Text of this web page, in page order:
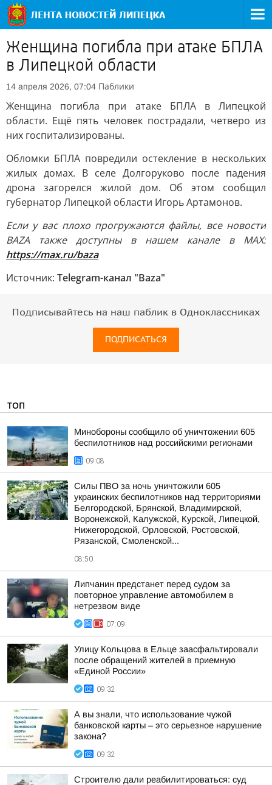
Женщина погибла при атаке БПЛА
в Липецкой области
14 апреля 2026, 07:04 Паблики
Женщина погибла при атаке БПЛА в Липецкой
области. Ещё пять человек пострадали, четверо из
них госпитализированы.
Обломки БПЛА повредили остекление в нескольких
жилых домах. В селе Долгоруково после падения
дрона загорелся жилой дом. Об этом сообщил
губернатор Липецкой области Игорь Артамонов.
Если у вас плохо прогружаются файлы, все новости
BAZA также доступны в нашем канале в MAX:
https://max.ru/baza
Источник: Telegram-канал "Baza"
Подписывайтесь на наш паблик в Одноклассниках
ПОДПИСАТЬСЯ
ТОП
Минобороны сообщило об уничтожении 605
беспилотников над российскими регионами
09:08
Силы ПВО за ночь уничтожили 605
украинских беспилотников над территориями
Белгородской, Брянской, Владимирской,
Воронежской, Калужской, Курской, Липецкой,
Нижегородской, Орловской, Ростовской,
Рязанской, Смоленской...
08:50
Липчанин предстанет перед судом за
повторное управление автомобилем в
нетрезвом виде
07:09
Улицу Кольцова в Ельце заасфальтировали
после обращений жителей в приемную
«Единой России»
09:32
А вы знали, что использование чужой
банковской карты – это серьезное нарушение
закона?
09:32
Строителю дали реабилитироваться: суд